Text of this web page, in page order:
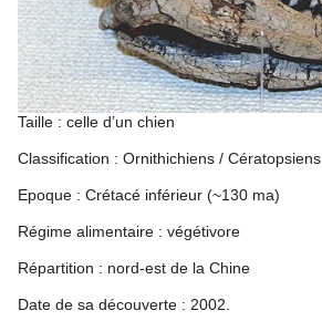
Taille : celle d’un chien
Classification : Ornithichiens / Cératopsiens
Epoque : Crétacé inférieur (~130 ma)
Régime alimentaire : végétivore
Répartition : nord-est de la Chine
Date de sa découverte : 2002.